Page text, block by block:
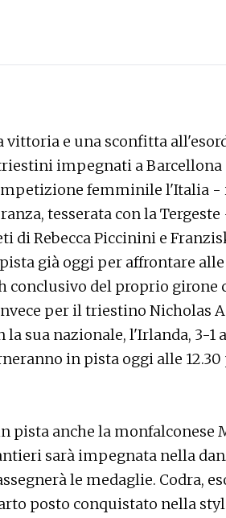
vittoria e una sconfitta
impegnati a Barcellona
femminile l'Italia -
tesserata con la
di Rebecca Piccinini e
già oggi per affrontare alle
conclusivo del proprio girone
per il triestino Nicholas
la sua nazionale, l'Irlanda, 3-1
in pista oggi alle
pista anche la monfalconese
sarà impegnata nella
le medaglie. Codra,
posto conquistato nella